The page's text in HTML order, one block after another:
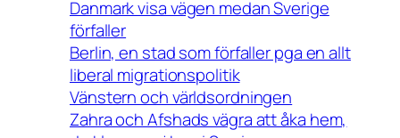
Danmark visa vägen medan Sverige
förfaller
Berlin, en stad som förfaller pga en allt
liberal migrationspolitik
Vänstern och världsordningen
Zahra och Afshads vägra att åka hem,